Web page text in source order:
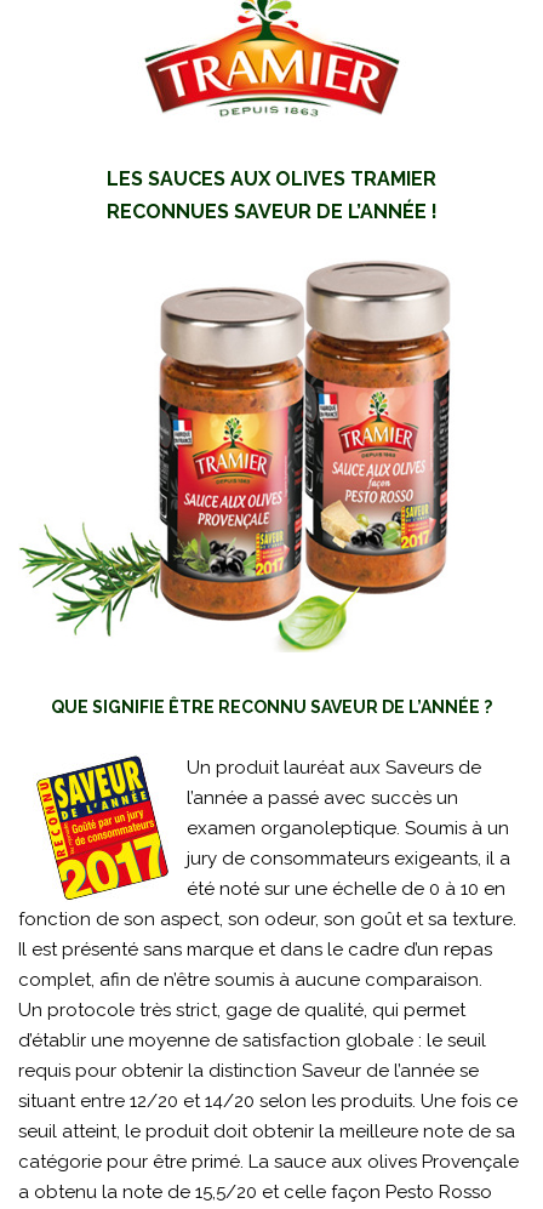
LES SAUCES AUX OLIVES TRAMIER
RECONNUES SAVEUR DE L’ANNÉE !
QUE SIGNIFIE ÊTRE RECONNU SAVEUR DE L’ANNÉE ?
Un produit lauréat aux Saveurs de
l’année a passé avec succès un
examen organoleptique. Soumis à un
jury de consommateurs exigeants, il a
été noté sur une échelle de 0 à 10 en
fonction de son aspect, son odeur, son goût et sa texture.
Il est présenté sans marque et dans le cadre d’un repas
complet, afin de n’être soumis à aucune comparaison.
Un protocole très strict, gage de qualité, qui permet
d’établir une moyenne de satisfaction globale : le seuil
requis pour obtenir la distinction Saveur de l’année se
situant entre 12/20 et 14/20 selon les produits. Une fois ce
seuil atteint, le produit doit obtenir la meilleure note de sa
catégorie pour être primé. La sauce aux olives Provençale
a obtenu la note de 15,5/20 et celle façon Pesto Rosso